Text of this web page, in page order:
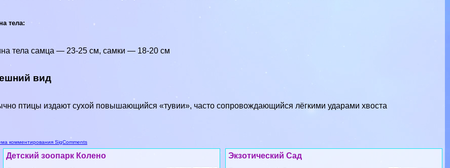
тела:
тела самца — 23-25 см, самки — 18-20 см
вид
птицы издают сухой повышающийся «тувии», часто сопровождающийся лёгкими ударами хвоста
комментирования SigComments
Экзотический Сад
Детский зоопарк Колено